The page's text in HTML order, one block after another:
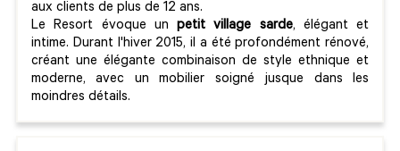
aux clients de plus de 12 ans.
Le Resort évoque un
petit village sarde, élégant et
intime. Durant l'hiver 2015, il a été profondément rénové,
créant une élégante combinaison de style ethnique et
moderne, avec un mobilier soigné jusque dans les
moindres détails.